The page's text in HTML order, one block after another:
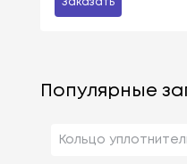
Заказать
Популярные
Кольцо